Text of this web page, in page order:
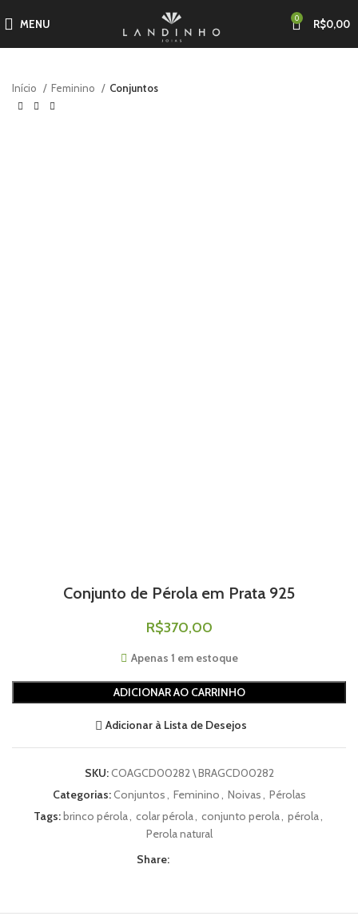
MENU 0 R$0,00
Início Feminino Conjuntos
Conjunto de Pérola em Prata 925
R$370,00
Apenas 1 em estoque
ADICIONAR AO CARRINHO
Adicionar à Lista de Desejos
SKU:COAGCD00282 \ BRAGCD00282
Categorias:Conjuntos, Feminino, Noivas, Pérolas
Tags:brinco pérola, colar pérola, conjunto perola, pérola,
Perola natural
Share: